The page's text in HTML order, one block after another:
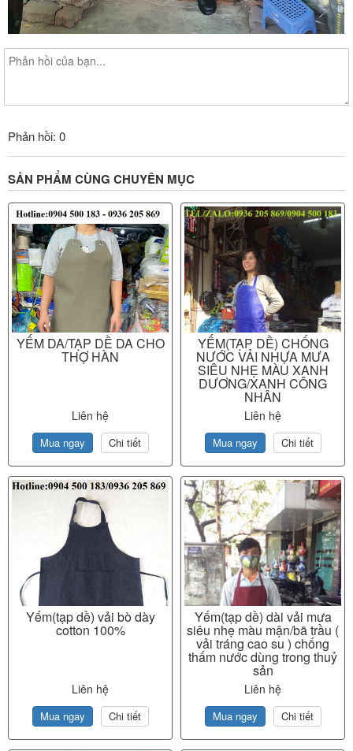
Phản hồi: 0
SẢN PHẨM CÙNG CHUYÊN MỤC
YẾM DA/TẠP DỀ DA CHO
THỢ HÀN
Liên hệ
Mua ngay Chi tiết
YẾM(TẠP DỀ) CHỐNG
NƯỚC VẢI NHỰA MƯA
SIÊU NHẸ MÀU XANH
DƯƠNG/XANH CÔNG
NHÂN
Liên hệ
Mua ngay Chi tiết
Yếm(tạp dề) vải bò dày
cotton 100%
Liên hệ
Mua ngay Chi tiết
Yếm(tạp dề) dài vải mưa
siêu nhẹ màu mận/bã trầu (
vải tráng cao su ) chống
thấm nước dùng trong thuỷ
sản
Liên hệ
Mua ngay Chi tiết